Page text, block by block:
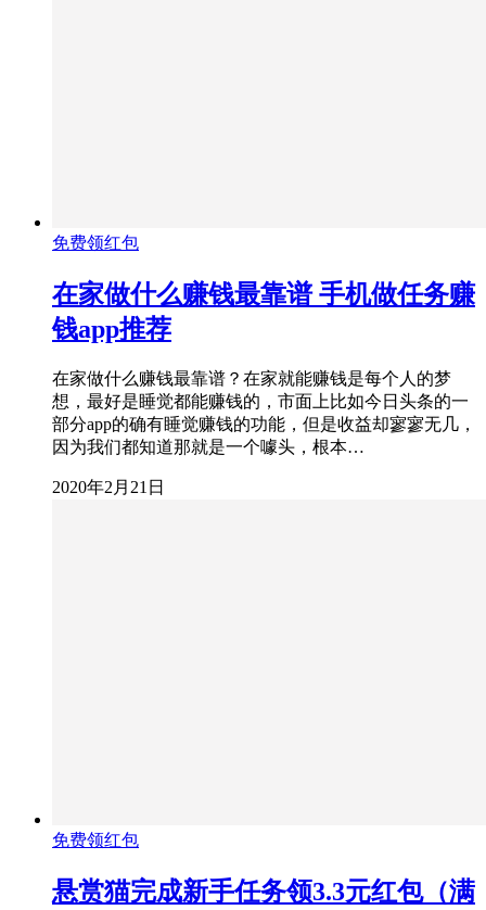
免费领红包
在家做什么赚钱最靠谱 手机做任务赚
钱app推荐
在家做什么赚钱最靠谱？在家就能赚钱是每个人的梦
想，最好是睡觉都能赚钱的，市面上比如今日头条的一
部分app的确有睡觉赚钱的功能，但是收益却寥寥无几，
因为我们都知道那就是一个噱头，根本…
2020年2月21日
免费领红包
悬赏猫完成新手任务领3.3元红包（满